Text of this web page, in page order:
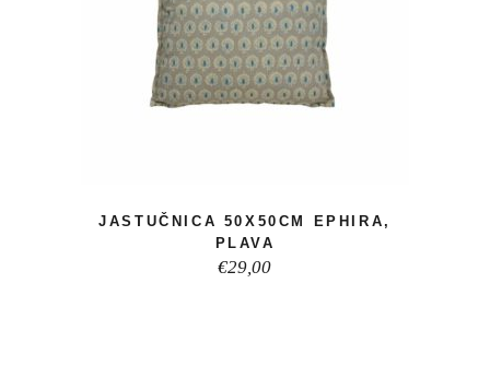
JASTUČNICA 50X50CM EPHIRA,
PLAVA
€29,00